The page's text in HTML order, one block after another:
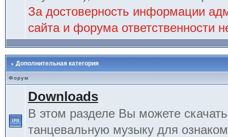
За достоверность информации
сайта и форума ответственности
Дополнительная категория
Форум
Downloads
В этом разделе Вы можете
танцевальную музыку для